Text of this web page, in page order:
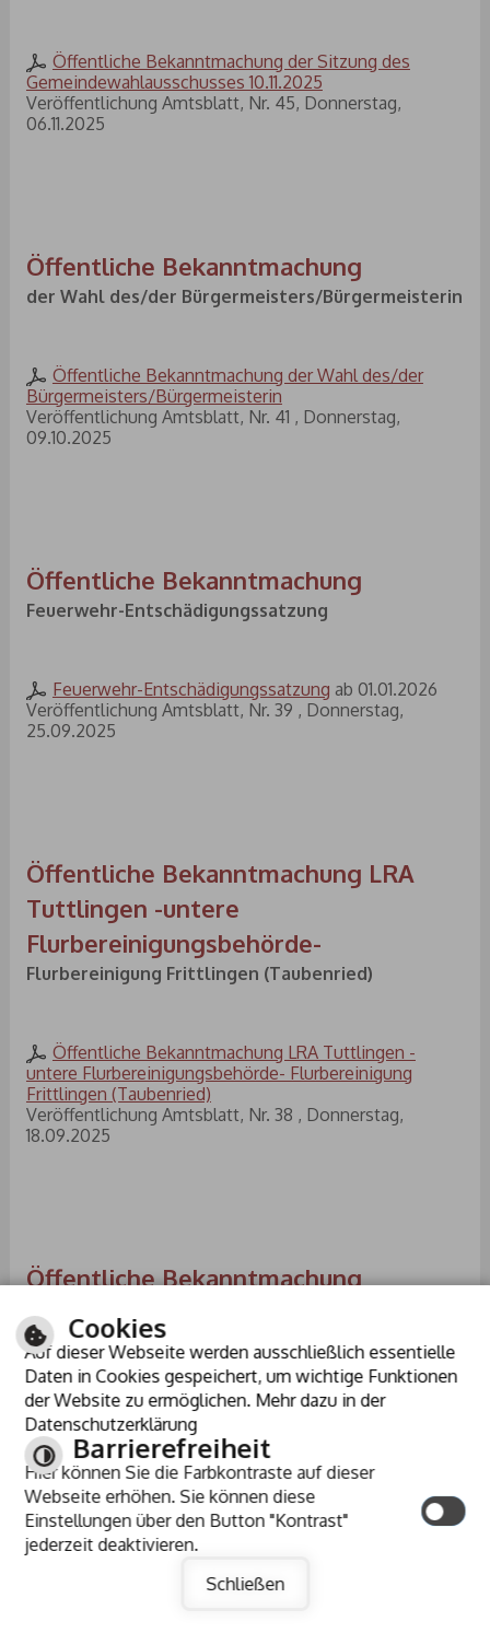
Öffentliche Bekanntmachung der Sitzung des
Gemeindewahlausschusses 10.11.2025
Veröffentlichung Amtsblatt, Nr. 45, Donnerstag,
06.11.2025
Öffentliche Bekanntmachung
der Wahl des/der Bürgermeisters/Bürgermeisterin
Öffentliche Bekanntmachung der Wahl des/der
Bürgermeisters/Bürgermeisterin
Veröffentlichung Amtsblatt, Nr. 41 , Donnerstag,
09.10.2025
Öffentliche Bekanntmachung
Feuerwehr-Entschädigungssatzung
Feuerwehr-Entschädigungssatzung ab 01.01.2026
Veröffentlichung Amtsblatt, Nr. 39 , Donnerstag,
25.09.2025
Öffentliche Bekanntmachung LRA
Tuttlingen -untere
Flurbereinigungsbehörde-
Flurbereinigung Frittlingen (Taubenried)
Öffentliche Bekanntmachung LRA Tuttlingen -
untere Flurbereinigungsbehörde- Flurbereinigung
Frittlingen (Taubenried)
Veröffentlichung Amtsblatt, Nr. 38 , Donnerstag,
18.09.2025
Öffentliche Bekanntmachung
Nahwärmeversorgung“ Frühzeitige Beteiligung
Bekanntmachung Bebauungsplan „Sondergebiet
Nahwärmeversorgung“ Frühzeitige Beteiligung
Veröffentlichung Amtsblatt, Nr. 31, Donnerstag,
31.07.2025
Unterlagen mit Anlagen zur o. g. Bekanntmachung:
00_Deckblatt_fr47dbl110a_docx
11_Karte_fr47110a_01_dwg
12_UPlan_Nutz_fr47110a_02_dwg
13_UPlan_GB_fr47110a_03_dwg
Cookies
Auf dieser Webseite werden ausschließlich essentielle
Daten in Cookies gespeichert, um wichtige Funktionen
der Website zu ermöglichen. Mehr dazu in der
Datenschutzerklärung
Barrierefreiheit
Hier können Sie die Farbkontraste auf dieser
Webseite erhöhen. Sie können diese
Einstellungen über den Button "Kontrast"
jederzeit deaktivieren.
Schließen